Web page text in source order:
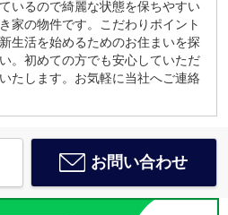
いるので綺麗な状態を保ちやすい
家の物件です。こだわりポイント
生活を始めるためのお住まいを探
。初めての方でも安心していただ
たします。お気軽に当社へご連絡
お問い合わせ